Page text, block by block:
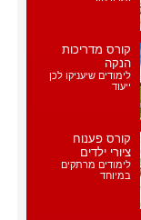
קורס מדריכות
הנקה
לימודים שיעניקו לכן
ייעוד
קורס פענוח
ציורי ילדים
לימודים מרתקים
במיוחד